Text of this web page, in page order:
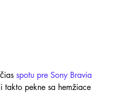
spotu pre Sony Bravia
takto pekne sa hemžiace